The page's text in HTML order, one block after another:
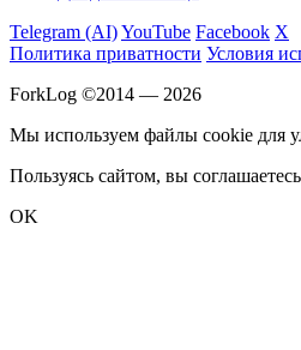
Telegram (AI)YouTube Facebook X
Политика приватности Условия
ForkLog ©2014 — 2026
Мы используем файлы cookie для
Пользуясь сайтом, вы
OK